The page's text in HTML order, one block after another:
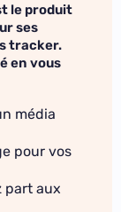
le produit
ses
tracker.
en vous
média
pour vos
part aux